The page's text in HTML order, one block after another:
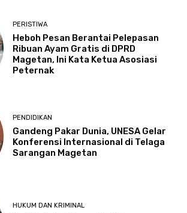
PERISTIWA
Heboh Pesan Berantai Pelepasan
Ribuan Ayam Gratis di DPRD
Magetan, Ini Kata Ketua Asosiasi
Peternak
PENDIDIKAN
Gandeng Pakar Dunia, UNESA Gelar
Konferensi Internasional di Telaga
Sarangan Magetan
HUKUM DAN KRIMINAL